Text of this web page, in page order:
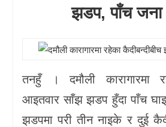
प्रवास/
झडप, पाँच जना
तनहुँ । दमौली कारागारमा
आइतवार साँझ झडप हुँदा पाँच
झडपमा परी तीन नाइके र दुई